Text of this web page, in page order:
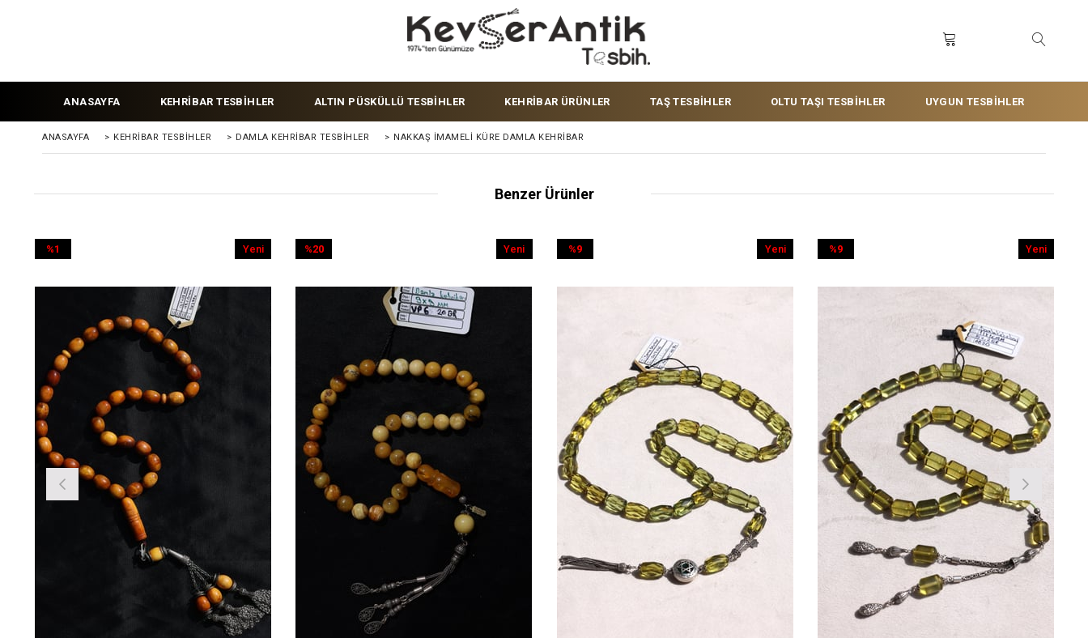
ANASAYFA KEHRİBAR TESBİHLER ALTIN PÜSKÜLLÜ TESBİHLER KEHRİBAR ÜRÜNLER TAŞ TESBİHLER OLTU TAŞI TESBİHLER UYGUN TESBİHLER
ANASAYFA > KEHRIBAR TESBIHLER > DAMLA KEHRİBAR TESBİHLER > NAKKAŞ İMAMELI KÜRE DAMLA KEHRIBAR
Benzer Ürünler
%1
%1İndirim
Yeni
%20
%20İndirim
Yeni
%9
%9İndirim
Yeni
%9
%9İndirim
Yeni